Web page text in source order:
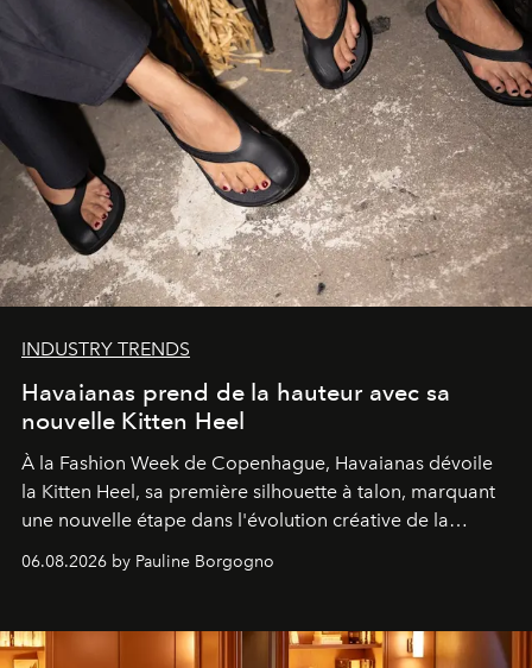
INDUSTRY TRENDS
Havaianas prend de la hauteur avec sa
nouvelle Kitten Heel
À la Fashion Week de Copenhague, Havaianas dévoile
la Kitten Heel, sa première silhouette à talon, marquant
une nouvelle étape dans l'évolution créative de la
06.08.2026 by Pauline Borgogno